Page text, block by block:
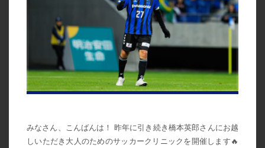
2023年3月
2023年2月
2023年1月
2022年12月
2022年9月
みなさん、こんばんは！ 昨年に引き続き橋本英郎さんにお越
しいただき大人のためのサッカークリニックを開催します🔥